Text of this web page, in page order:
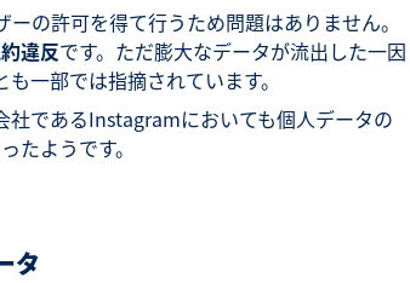
の許可を得て行うため問題はありません。
違反です。ただ膨大なデータが流出した一因
一部では指摘されています。
であるInstagramにおいても個人データの
たようです。
タ